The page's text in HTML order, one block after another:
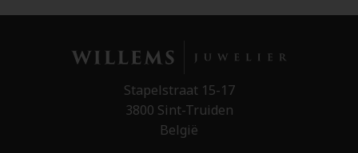
Stapelstraat 15-17
3800 Sint-Truiden
België